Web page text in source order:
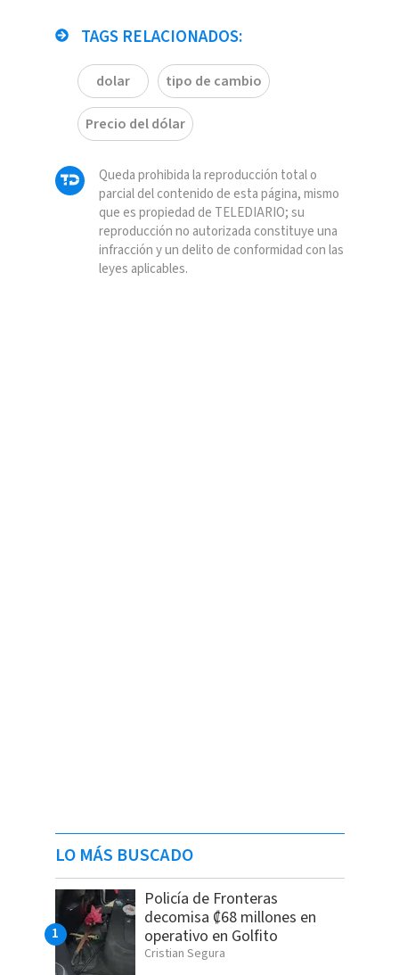
TAGS RELACIONADOS:
dolar tipo de cambio
Precio del dólar
Queda prohibida la reproducción total o
parcial del contenido de esta página, mismo
que es propiedad de TELEDIARIO; su
reproducción no autorizada constituye una
infracción y un delito de conformidad con las
leyes aplicables.
LO MÁS BUSCADO
Policía de Fronteras
decomisa ₡68 millones en
operativo en Golfito
Cristian Segura